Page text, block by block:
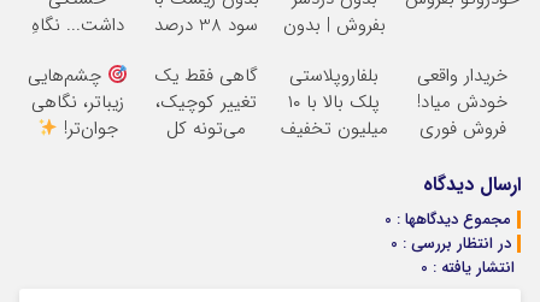
بفروش | بدون
سود 38 درصد
داشت... نگاهِ
بلفا با 25%
تخفیف
خریدار واقعی
خودش میاد!
فروش فوری
مکانیک
بلفاروپلاستی
پلک بالا با ۱۰
میلیون تخفیف
گاهی فقط یک
تغییر کوچیک،
می‌تونه کل
چشم‌هایی
زیباتر، نگاهی
جوان‌تر!
ارسال دیدگاه
مجموع دیدگاهها : 0
در انتظار بررسی : 0
انتشار یافته : 0